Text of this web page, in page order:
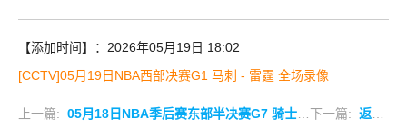
【添加时间】：2026年05月19日 18:02
[CCTV]05月19日NBA西部决赛G1 马刺 - 雷霆 全场录像
上一篇: 05月18日NBA季后赛东部半决赛G7 骑士 - 活塞 全场录像 下一篇:返回列表